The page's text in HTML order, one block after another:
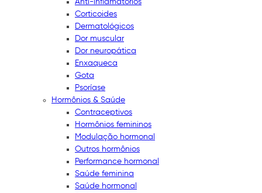
Anti-inflamatórios
Corticoides
Dermatológicos
Dor muscular
Dor neuropática
Enxaqueca
Gota
Psoríase
Hormônios & Saúde
Contraceptivos
Hormônios femininos
Modulação hormonal
Outros hormônios
Performance hormonal
Saúde feminina
Saúde hormonal